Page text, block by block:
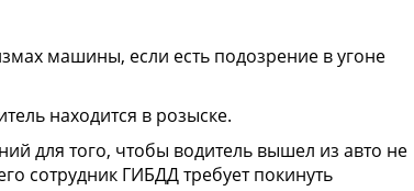
машины, если есть подозрение в угоне
находится в розыске.
для того, чтобы водитель вышел из авто не
сотрудник ГИБДД требует покинуть